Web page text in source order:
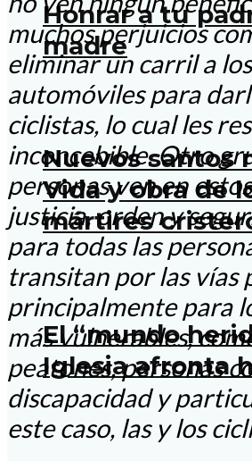
Honrar a tu
madre
Nuevos santos
Vida y obra de
mártires
El “mundo
Iglesia afronta
muchos perjuicios
eliminar un carril a los
automóviles para
ciclistas, lo cual les
inconcebible. Otro
personas ven en
justicia, orden y
para todas las
transitan por las vías
principalmente para
más vulnerables,
peatones, personas
discapacidad y
este caso, las y los